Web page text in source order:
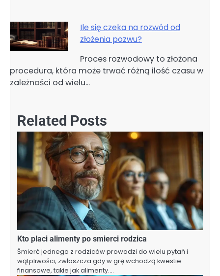
Ile się czeka na rozwód od
złożenia pozwu?
Proces rozwodowy to złożona
procedura, która może trwać różną ilość czasu w
zależności od wielu…
Related Posts
Kto placi alimenty po smierci rodzica
Śmierć jednego z rodziców prowadzi do wielu pytań i
wątpliwości, zwłaszcza gdy w grę wchodzą kwestie
finansowe, takie jak alimenty.…